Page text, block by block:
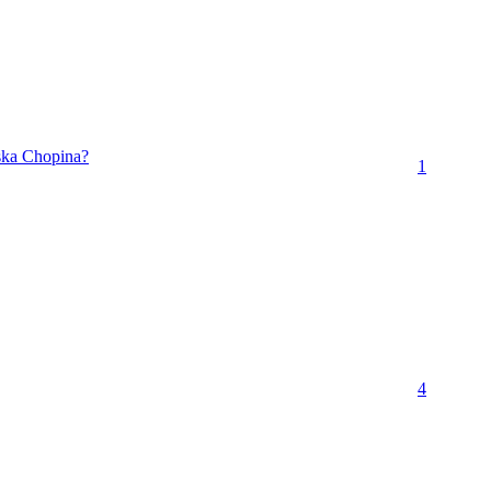
Chopina?
1
4